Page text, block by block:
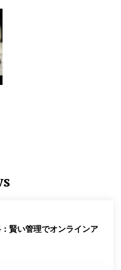
習慣5選」【便秘・ニキ
】あるアイテムを使うだけ
根本から改善する奇跡のリ
く見える】健康発信者エ
と健康の秘密 #エドソンブ
】足の異変を放置すると人
るから今すぐチェックし
ある〇〇を使ってシミ・ホ
に美白に効果的な神食材も
賢い管理でオンラインア